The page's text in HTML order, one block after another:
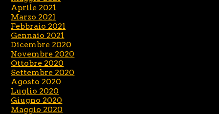
Aprile 2021
Marzo 2021
Febbraio 2021
Gennaio 2021
Dicembre 2020
Novembre 2020
Ottobre 2020
Settembre 2020
Agosto 2020
Luglio 2020
Giugno 2020
Maggio 2020